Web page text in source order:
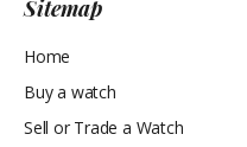
Sitemap
Home
Buy a watch
Sell or Trade a Watch